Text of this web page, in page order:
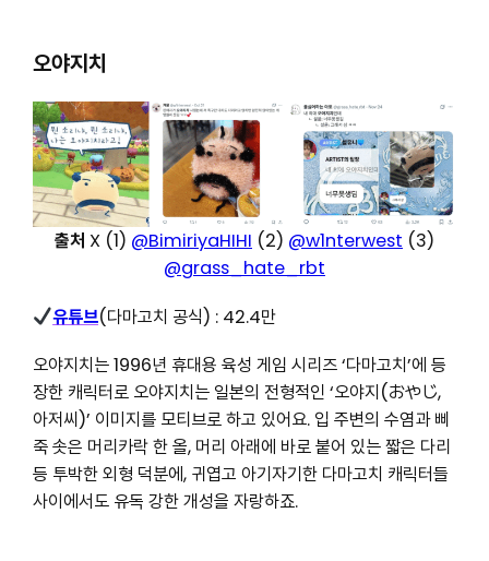
오야지치
출처 X (1) @BimiriyaHIHI (2) @w1nterwest (3)
@grass_hate_rbt
유튜브(다마고치 공식) : 42.4만
오야지치는 1996년 휴대용 육성 게임 시리즈 ‘다마고치’에 등
장한 캐릭터로 오야지치는 일본의 전형적인 ‘오야지(おやじ,
아저씨)’ 이미지를 모티브로 하고 있어요. 입 주변의 수염과 삐
죽 솟은 머리카락 한 올, 머리 아래에 바로 붙어 있는 짧은 다리
등 투박한 외형 덕분에, 귀엽고 아기자기한 다마고치 캐릭터들
사이에서도 유독 강한 개성을 자랑하죠.